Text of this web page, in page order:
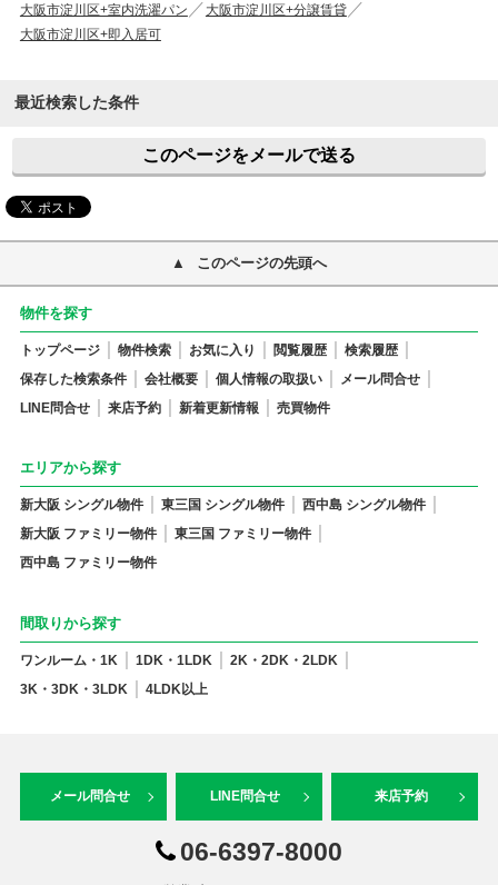
大阪市淀川区+室内洗濯パン
大阪市淀川区+分譲賃貸
大阪市淀川区+即入居可
最近検索した条件
このページをメールで送る
このページの先頭へ
物件を探す
トップページ 物件検索 お気に入り 閲覧履歴
検索履歴
保存した検索条件
会社概要 個人情報の取扱い
メール問合せ
LINE問合せ
来店予約 新着更新情報 売買物件
エリアから探す
新大阪 シングル物件 東三国 シングル物件
西中島 シングル物件
新大阪 ファミリー物件
東三国 ファミリー物件
西中島 ファミリー物件
間取りから探す
ワンルーム・1K 1DK・1LDK
2K・2DK・2LDK
3K・3DK・3LDK
4LDK以上
メール問合せ LINE問合せ 来店予約
06-6397-8000